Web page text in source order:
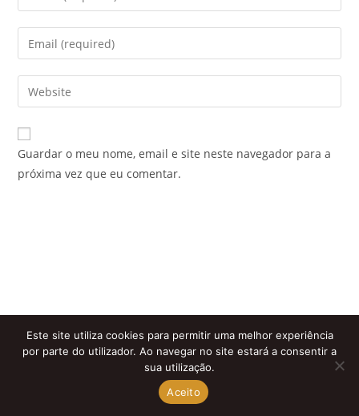
your
name
comment
Enter
your
email
address
comment
Enter
your
website
URL
Guardar o meu nome, email e site neste navegador para a
próxima vez que eu comentar.
Este site utiliza cookies para permitir uma melhor experiência
por parte do utilizador. Ao navegar no site estará a consentir a
sua utilização.
Aceito